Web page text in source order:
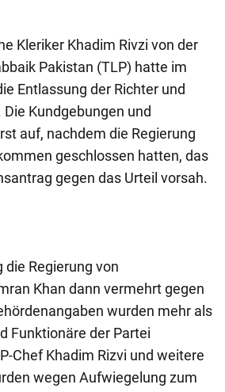
Kleriker Khadim Rivzi von der
Pakistan (TLP) hatte im
Entlassung der Richter und
Kundgebungen und
auf, nachdem die Regierung
geschlossen hatten, das
gegen das Urteil vorsah.
Regierung von
Khan dann vermehrt gegen
wurden mehr als
Funktionäre der Partei
Chef Khadim Rizvi und weitere
wegen Aufwiegelung zum